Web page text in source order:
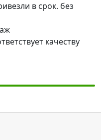
в срок. без
качеству